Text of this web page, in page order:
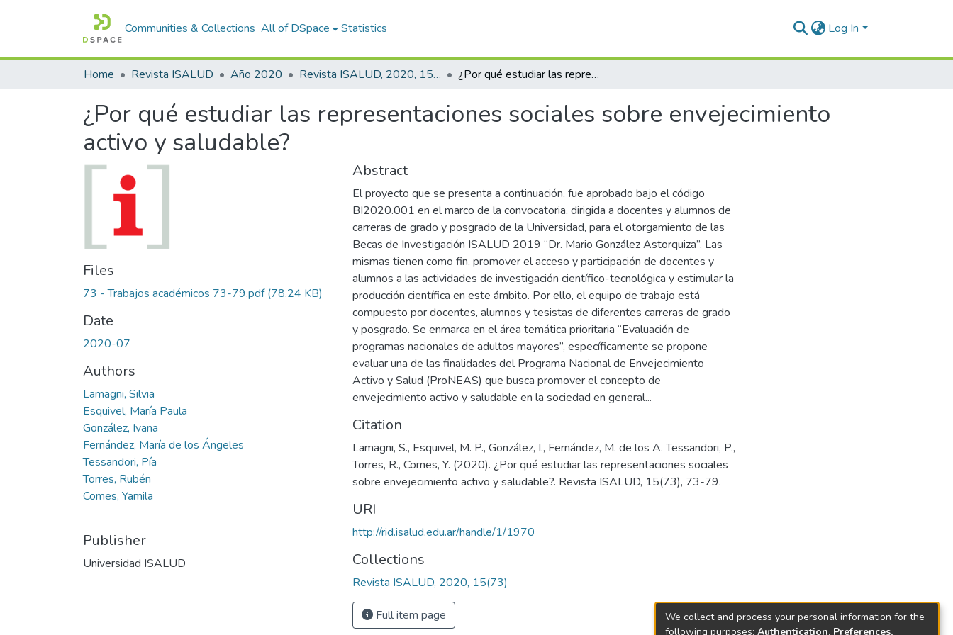
Communities & Collections All of DSpace Statistics Log In
Home Revista ISALUD Año 2020 Revista ISALUD, 2020, 15(73) ¿Por qué estudiar las representaciones sociales sobre envejecimiento activo y saludable?
¿Por qué estudiar las representaciones sociales sobre envejecimiento
activo y saludable?
Files
73 - Trabajos académicos 73-79.pdf(78.24 KB)
Date
2020-07
Authors
Lamagni, Silvia
Esquivel, María Paula
González, Ivana
Fernández, María de los Ángeles
Tessandori, Pía
Torres, Rubén
Comes, Yamila
Publisher
Universidad ISALUD
Abstract
El proyecto que se presenta a continuación, fue aprobado bajo el código
BI2020.001 en el marco de la convocatoria, dirigida a docentes y alumnos de
carreras de grado y posgrado de la Universidad, para el otorgamiento de las
Becas de Investigación ISALUD 2019 “Dr. Mario González Astorquiza”. Las
mismas tienen como fin, promover el acceso y participación de docentes y
alumnos a las actividades de investigación científico-tecnológica y estimular la
producción científica en este ámbito. Por ello, el equipo de trabajo está
compuesto por docentes, alumnos y tesistas de diferentes carreras de grado
y posgrado. Se enmarca en el área temática prioritaria “Evaluación de
programas nacionales de adultos mayores”, específicamente se propone
evaluar una de las finalidades del Programa Nacional de Envejecimiento
Activo y Salud (ProNEAS) que busca promover el concepto de
envejecimiento activo y saludable en la sociedad en general...
Citation
Lamagni, S., Esquivel, M. P., González, I., Fernández, M. de los A. Tessandori, P.,
Torres, R., Comes, Y. (2020). ¿Por qué estudiar las representaciones sociales
sobre envejecimiento activo y saludable?. Revista ISALUD, 15(73), 73-79.
URI
http://rid.isalud.edu.ar/handle/1/1970
Collections
Revista ISALUD, 2020, 15(73)
Full item page
We collect and process your personal information for the
following purposes: Authentication, Preferences,